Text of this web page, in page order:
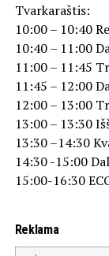
Tvarkaraštis:
10:00 – 10:40
10:40 – 11:00
11:00 – 11:45
11:45 – 12:00
12:00 – 13:00
13:00 – 13:30
13:30 –14:30
14:30 -15:00
15:00-16:30
Reklama